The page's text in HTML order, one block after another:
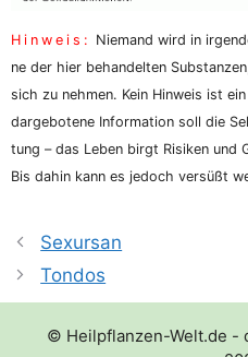
Hin­weis: Nie­mand wird in
ne der hier behan­del­ten
sich zu neh­men. Kein Hin­weis ist
dar­ge­bo­te­ne Infor­ma­ti­on soll die
tung – das Leben birgt Risi­ken und
Bis dahin kann es jedoch ver­süßt
Sexursan
Tondos
© Heilpflanzen-Welt.de -